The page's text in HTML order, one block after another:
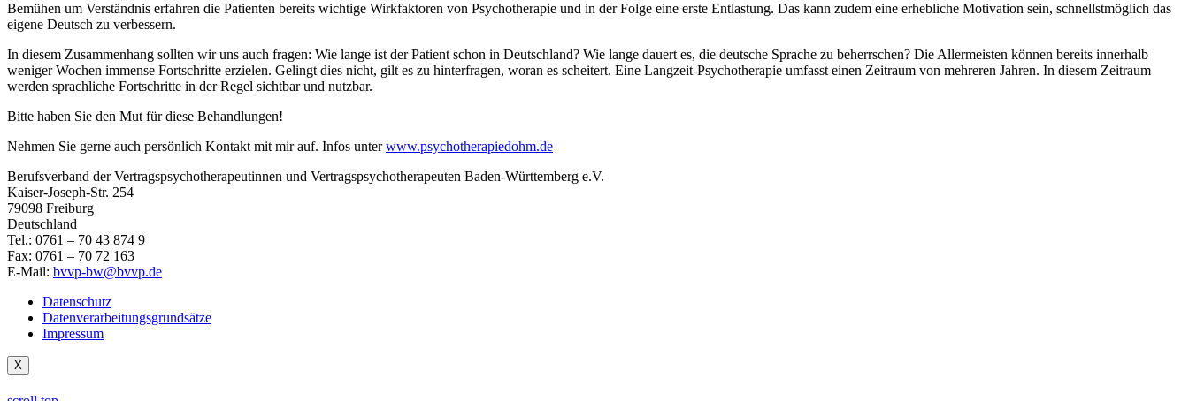
Bemühen um Verständnis erfahren die Patienten bereits wichtige Wirkfaktoren von Psychotherapie und in der Folge eine erste Entlastung. Das kann zudem eine erhebliche Motivation sein, schnellstmöglich das
eigene Deutsch zu verbessern.
In diesem Zusammenhang sollten wir uns auch fragen: Wie lange ist der Patient schon in Deutschland? Wie lange dauert es, die deutsche Sprache zu beherrschen? Die Allermeisten können bereits innerhalb
weniger Wochen immense Fortschritte erzielen. Gelingt dies nicht, gilt es zu hinterfragen, woran es scheitert. Eine Langzeit-Psychotherapie umfasst einen Zeitraum von mehreren Jahren. In diesem Zeitraum
werden sprachliche Fortschritte in der Regel sichtbar und nutzbar.
Bitte haben Sie den Mut für diese Behandlungen!
Nehmen Sie gerne auch persönlich Kontakt mit mir auf. Infos unterwww.psychotherapiedohm.de
Berufsverband der Vertragspsychotherapeutinnen und Vertragspsychotherapeuten Baden-Württemberg e.V.
Kaiser-Joseph-Str. 254
79098 Freiburg
Deutschland
Tel.: 0761 – 70 43 874 9
Fax: 0761 – 70 72 163
E-Mail: bvvp-bw@bvvp.de
Datenschutz
Datenverarbeitungsgrundsätze
Impressum
X